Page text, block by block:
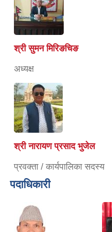
श्री सुमन मिरिङचिङ
अध्यक्ष
श्री नारायण प्रसाद भुजेल
प्रवक्ता / कार्यपालिका सदस्य
पदाधिकारी